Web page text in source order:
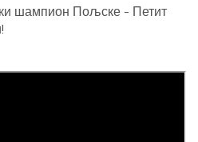
шампион Пољске - Петит